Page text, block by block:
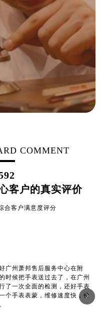
COMMENT
客户的真实评价
合客户满意度评分
广州萧邦售后服务中心在附
时候把手表送过去了，在广州
了一次全面的检测，还好手表
个手表表蒙，维修速度快，价
